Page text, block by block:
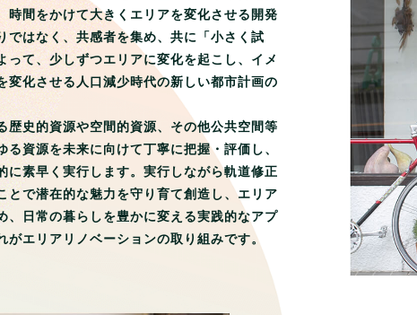
時間をかけて大きくエリアを変化させる開発
ではなく、共感者を集め、共に「小さく試
って、少しずつエリアに変化を起こし、イメ
変化させる人口減少時代の新しい都市計画の
歴史的資源や空間的資源、その他公共空間等
る資源を未来に向けて丁寧に把握・評価し、
に素早く実行します。実行しながら軌道修正
とで潜在的な魅力を守り育て創造し、エリア
、日常の暮らしを豊かに変える実践的なアプ
がエリアリノベーションの取り組みです。